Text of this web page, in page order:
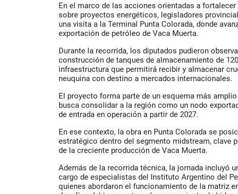
En el marco de las acciones orientadas a
sobre proyectos energéticos, legisladores
una visita a la Terminal Punta Colorada, donde
exportación de petróleo de Vaca Muerta.
Durante la recorrida, los diputados pudieron
construcción de tanques de almacenamiento de
infraestructura que permitirá recibir y almacenar
neuquina con destino a mercados internacionales.
El proyecto forma parte de un esquema más
busca consolidar a la región como un nodo
de entrada en operación a partir de 2027.
En ese contexto, la obra en Punta Colorada se
estratégico dentro del segmento midstream, clave
de la creciente producción de Vaca Muerta.
Además de la recorrida técnica, la jornada incluyó
cargo de especialistas del Instituto Argentino del
quienes abordaron el funcionamiento de la matriz